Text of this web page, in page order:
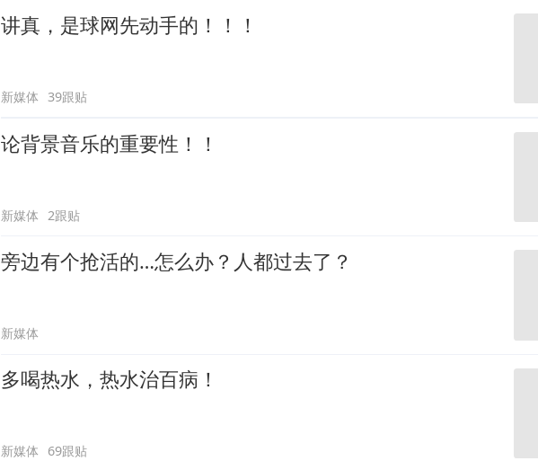
讲真，是球网先动手的！！！
新媒体 39跟贴
论背景音乐的重要性！！
新媒体 2跟贴
旁边有个抢活的…怎么办？人都过去了？
新媒体
多喝热水，热水治百病！
新媒体 69跟贴